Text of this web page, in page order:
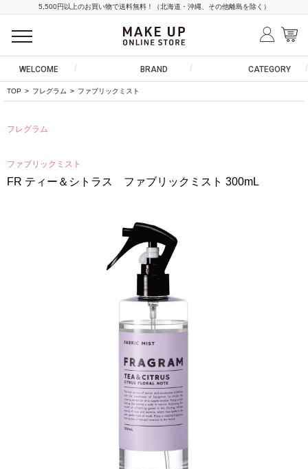
5,500円以上のお買い物で送料無料！（北海道・沖縄、その他離島を除く）
WELCOME BRAND CATEGORY
TOP > フレグラム > ファブリックミスト
フレグラム
ファブリックミスト
FR ティー＆シトラス ファブリックミスト 300mL